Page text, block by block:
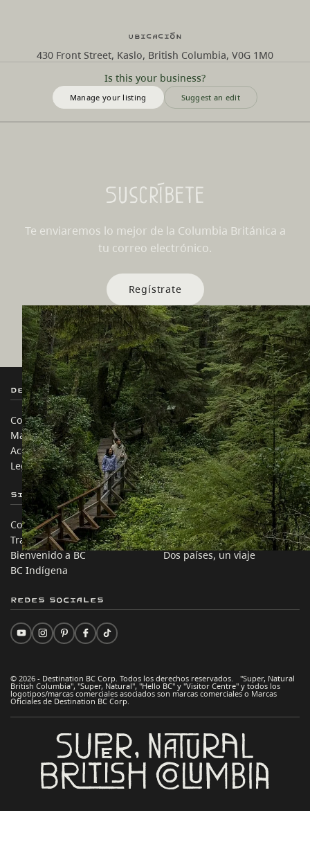
Is this your business?
Manage your listing Suggest an edit
Ubicación
430 Front Street, Kaslo, British Columbia, V0G 1M0
Suscríbete
Te enviaremos lo mejor de la Columbia Británica a
tu correo electrónico.
Regístrate
Destination BC
Contáctanos
Mapa del sitio
Acerca de
Legal y Políticas
Nuestros Sitios
Industria de Viajes
Medios
Corporativo
简体中文 – China
Sitios de Socios
Comercio e Inversión BC
Trabaja en BC
Bienvenido a BC
BC Indígena
En este sitio
Ideas de viaje
Consejos Prácticos
Dos países, un viaje
© 2026 - Destination BC Corp. Todos los derechos reservados. "Super, Natural
British Columbia", "Super, Natural", "Hello BC" y "Visitor Centre" y todos los
logotipos/marcas comerciales asociados son marcas comerciales o Marcas
Oficiales de Destination BC Corp.
Redes sociales